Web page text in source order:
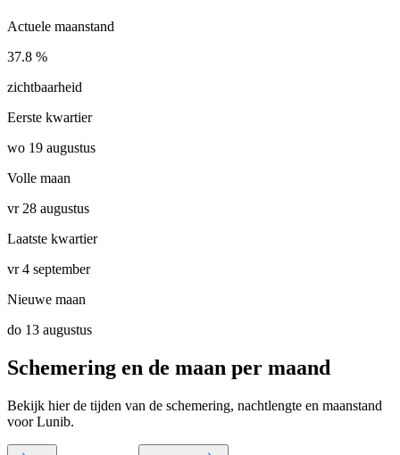
Actuele maanstand
37.8 %
zichtbaarheid
Eerste kwartier
wo 19 augustus
Volle maan
vr 28 augustus
Laatste kwartier
vr 4 september
Nieuwe maan
do 13 augustus
Schemering en de maan per maand
Bekijk hier de tijden van de schemering, nachtlengte en maanstand
voor Lunib.